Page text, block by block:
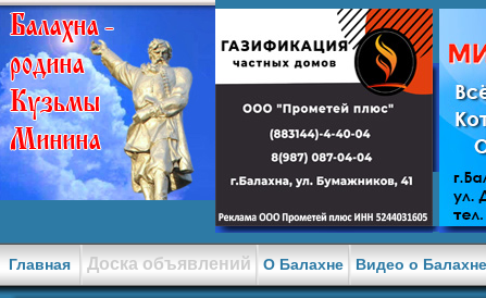
Главная Доска объявлений О Балахне Видео о Балахне